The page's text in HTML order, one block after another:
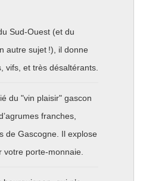
Sud-Ouest (et du
autre sujet !), il donne
vifs, et très désaltérants.
du "vin plaisir" gascon
franches,
de Gascogne. Il explose
porte-monnaie.